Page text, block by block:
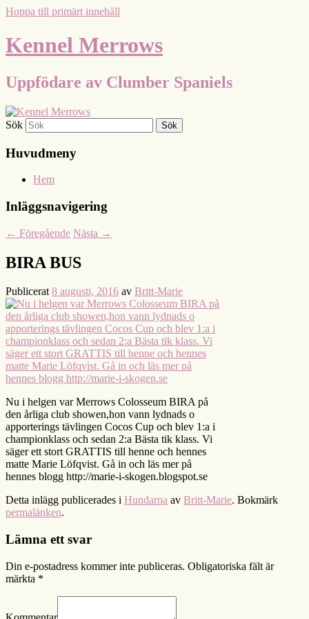
Hoppa till primärt innehåll
Kennel Merrows
Uppfödare av Clumber Spaniels
Sök
Huvudmeny
Hem
Inläggsnavigering
← Föregående Nästa →
BIRA BUS
Publicerat8 augusti, 2016 av Britt-Marie
Nu i helgen var Merrows Colosseum BIRA på
den årliga club showen,hon vann lydnads o
apporterings tävlingen Cocos Cup och blev 1:a i
championklass och sedan 2:a Bästa tik klass. Vi
säger ett stort GRATTIS till henne och hennes
matte Marie Löfqvist. Gå in och läs mer på
hennes blogg http://marie-i-skogen.blogspot.se
Detta inlägg publicerades i Hundarna av Britt-Marie. Bokmärk
permalänken.
Lämna ett svar
Din e-postadress kommer inte publiceras. Obligatoriska fält är
märkta *